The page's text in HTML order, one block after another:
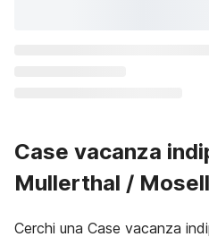
Case vacanza
Mullerthal /
Cerchi una Case vacanza